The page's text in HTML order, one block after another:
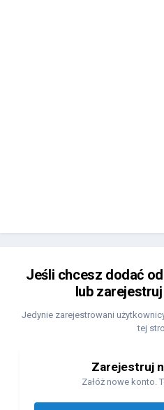
Jeśli chcesz dodać
lub
Jedynie zarejestrowani
tej
Zarejestruj
Załóż nowe konto.